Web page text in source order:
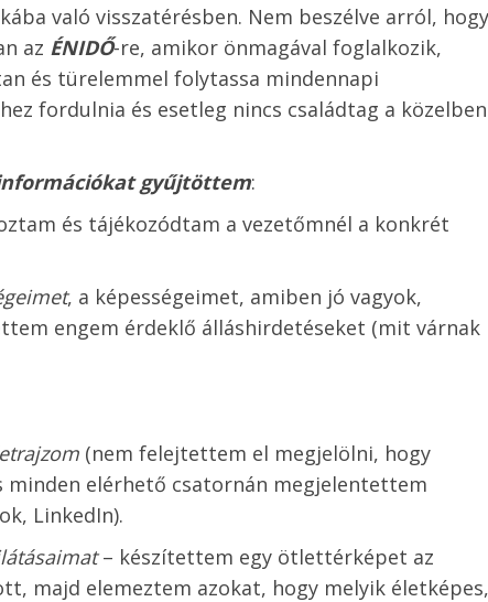
való visszatérésben. Nem beszélve arról, hogy
az ÉNIDŐ-re, amikor önmagával foglalkozik,
és türelemmel folytassa mindennapi
fordulnia és esetleg nincs családtag a
gyűjtöttem:
és tájékozódtam a vezetőmnél a konkrét
, a képességeimet, amiben jó vagyok,
engem érdeklő álláshirdetéseket (mit várnak
(nem felejtettem el megjelölni, hogy
minden elérhető csatornán megjelentettem
LinkedIn).
– készítettem egy ötlettérképet az
majd elemeztem azokat, hogy melyik életképes,